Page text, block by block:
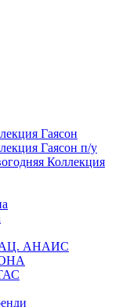
Гаясон
Гаясон п/у
Коллекция
АНАИС